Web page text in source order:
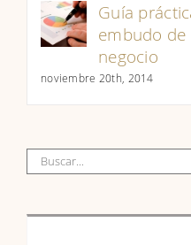
Guía
embudo
negocio
noviembre 20th, 2014
Buscar: